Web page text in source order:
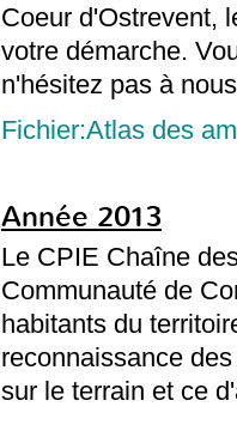
Coeur d'Ostrevent,
votre démarche.
n'hésitez pas à
Fichier:Atlas des
Année 2013
Le CPIE Chaîne
Communauté de
habitants du
reconnaissance
sur le terrain et ce